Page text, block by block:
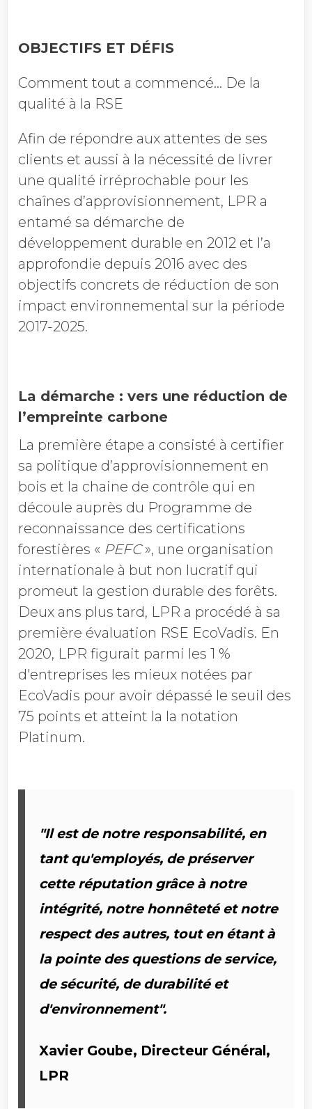
OBJECTIFS ET DÉFIS
Comment tout a commencé... De la
qualité à la RSE
Afin de répondre aux attentes de ses
clients et aussi à la nécessité de livrer
une qualité irréprochable pour les
chaînes d’approvisionnement, LPR a
entamé sa démarche de
développement durable en 2012 et l’a
approfondie depuis 2016 avec des
objectifs concrets de réduction de son
impact environnemental sur la période
2017-2025.
La démarche : vers une réduction de
l’empreinte carbone
La première étape a consisté à certifier
sa politique d’approvisionnement en
bois et la chaine de contrôle qui en
découle auprès du Programme de
reconnaissance des certifications
forestières « PEFC», une organisation
internationale à but non lucratif qui
promeut la gestion durable des forêts.
Deux ans plus tard, LPR a procédé à sa
première évaluation RSE EcoVadis. En
2020, LPR figurait parmi les 1 %
d'entreprises les mieux notées par
EcoVadis pour avoir dépassé le seuil des
75 points et atteint la la notation
Platinum.
"Il est de notre responsabilité, en
tant qu'employés, de préserver
cette réputation grâce à notre
intégrité, notre honnêteté et notre
respect des autres, tout en étant à
la pointe des questions de service,
de sécurité, de durabilité et
d'environnement".
Xavier Goube, Directeur Général,
LPR